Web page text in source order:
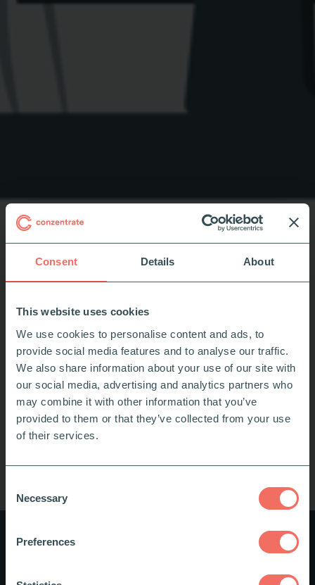
Consent Details About
This website uses cookies
We use cookies to personalise content and ads, to
provide social media features and to analyse our traffic.
We also share information about your use of our site with
our social media, advertising and analytics partners who
may combine it with other information that you’ve
provided to them or that they’ve collected from your use
of their services.
Selection
Necessary
Preferences